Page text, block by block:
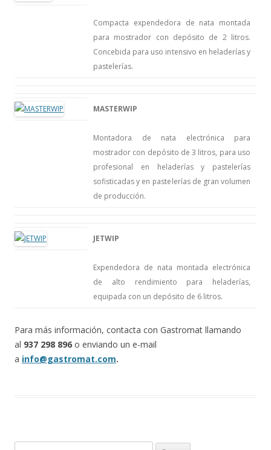
Compacta expendedora de nata montada
para mostrador con depósito de 2 litros.
Concebida para uso intensivo en heladerías y
pastelerías.
MASTERWIP
Montadora de nata electrónica para
mostrador con depósito de 3 litros, para uso
profesional en heladerías y pastelerías
sofisticadas y en pastelerías de gran volumen
de producción.
JETWIP
Expendedora de nata montada electrónica
de alto rendimiento para heladerías,
equipada con un depósito de 6 litros.
Para más información, contacta con Gastromat llamando
al 937 298 896 o enviando un e-mail
a info@gastromat.com.